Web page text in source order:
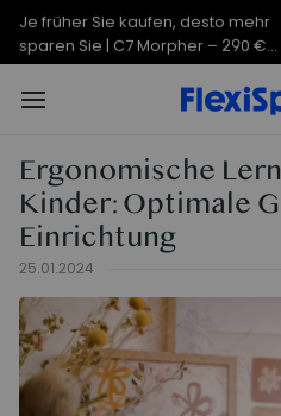
Je früher Sie kaufen, desto mehr
sparen Sie | C7 Morpher – 290 €
Rabatt
Ergonomische
Kinder: Optimale
Einrichtung
25.01.2024